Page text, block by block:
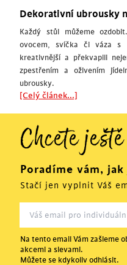
Dekorativní ubrousky
Každý stůl můžeme
ovocem, svíčka či váza s
kreativnější a překvapili
zpestřením a oživením
ubrousky.
[Celý článek...]
Chcete
Poradíme vám,
Stačí jen vyplnit Váš
Na tento email Vám zašleme
akcemi a slevami.
Můžete se kdykoliv odhlásit.